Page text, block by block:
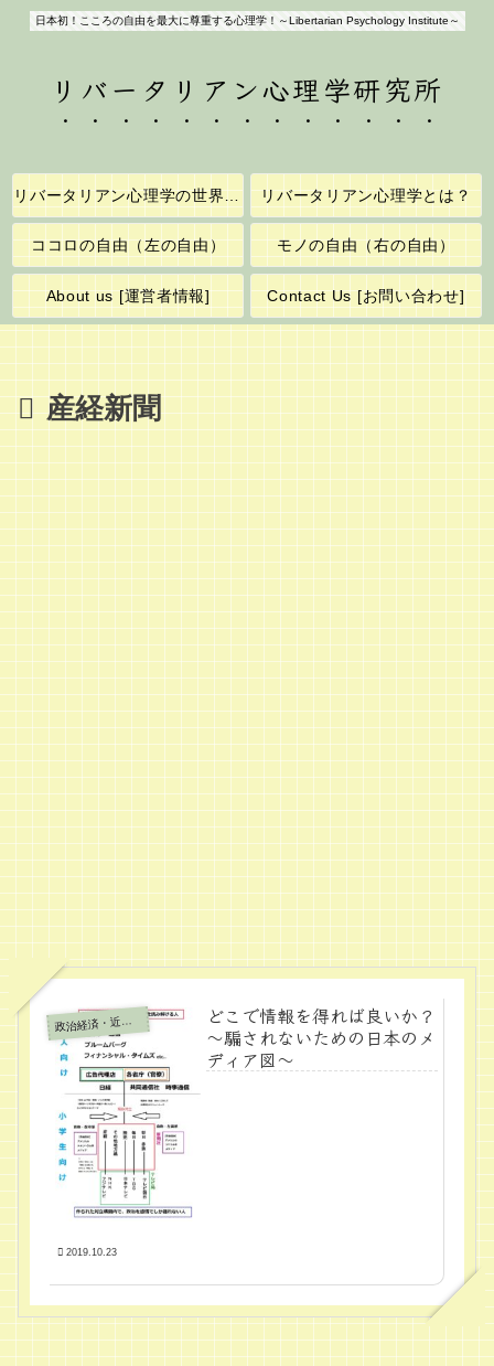
日本初！こころの自由を最大に尊重する心理学！～Libertarian Psychology Institute～
リバータリアン心理学研究所
リバータリアン心理学の世界へようこそ！ リバータリアン心理学とは？
ココロの自由（左の自由） モノの自由（右の自由）
About us [運営者情報] Contact Us [お問い合わせ]
産経新聞
政
治経済・近代学問
どこで情報を得れば良いか？
～騙されないための日本のメ
ディア図～
2019.10.23